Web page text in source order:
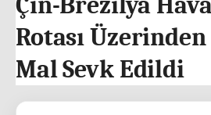
Rotası Üzerinden
Mal Sevk Edildi